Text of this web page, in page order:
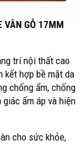
VÂN GỖ 17MM
trí nội thất cao
kết hợp bề mặt da
chống ẩm, chống
ấm áp và hiện
cho sức khỏe,